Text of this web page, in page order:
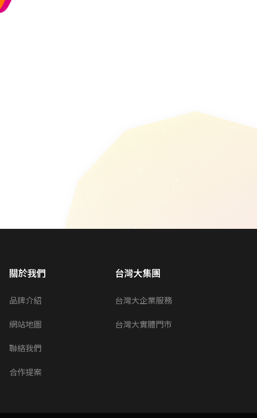
關於我們
品牌介紹
網站地圖
聯絡我們
合作提案
台灣大集團
台灣大企業服務
台灣大實體門市